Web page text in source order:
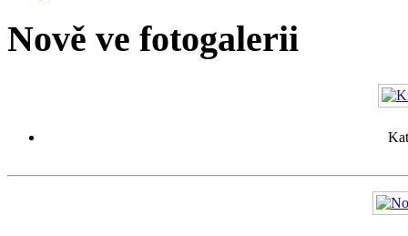
Nově ve fotogalerii